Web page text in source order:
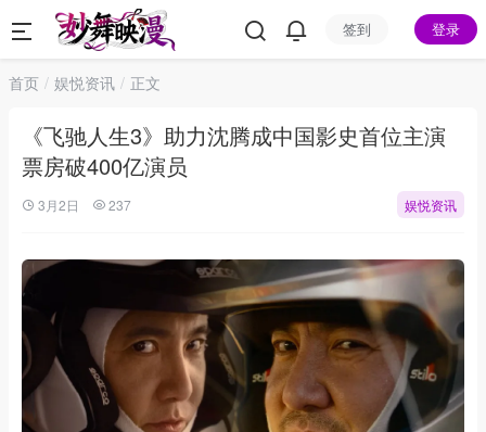
签到 登录
首页 娱悦资讯 正文
《飞驰人生3》助力沈腾成中国影史首位主演
票房破400亿演员
3月2日 237 娱悦资讯